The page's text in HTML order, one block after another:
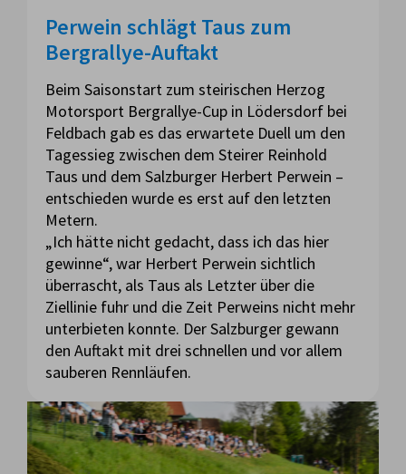
Perwein schlägt Taus zum
Bergrallye-Auftakt
Beim Saisonstart zum steirischen Herzog
Motorsport Bergrallye-Cup in Lödersdorf bei
Feldbach gab es das erwartete Duell um den
Tagessieg zwischen dem Steirer Reinhold
Taus und dem Salzburger Herbert Perwein –
entschieden wurde es erst auf den letzten
Metern.
„Ich hätte nicht gedacht, dass ich das hier
gewinne“, war Herbert Perwein sichtlich
überrascht, als Taus als Letzter über die
Ziellinie fuhr und die Zeit Perweins nicht mehr
unterbieten konnte. Der Salzburger gewann
den Auftakt mit drei schnellen und vor allem
sauberen Rennläufen.